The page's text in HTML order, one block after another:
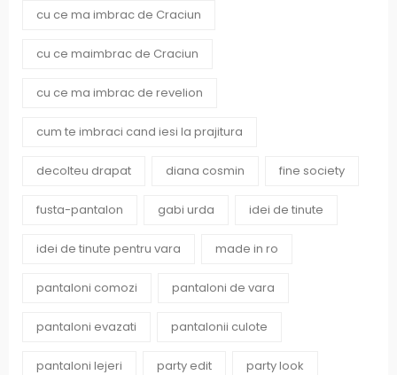
cu ce ma imbrac de Craciun
cu ce maimbrac de Craciun
cu ce ma imbrac de revelion
cum te imbraci cand iesi la prajitura
decolteu drapat diana cosmin fine society
fusta-pantalon gabi urda idei de tinute
idei de tinute pentru vara made in ro
pantaloni comozi pantaloni de vara
pantaloni evazati pantalonii culote
pantaloni lejeri party edit party look